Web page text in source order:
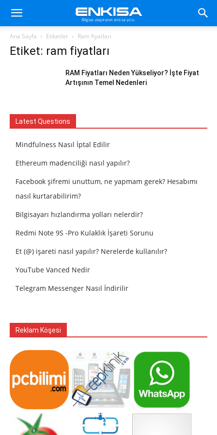
Ana Sayfa Etiketler Ram fiyatları
Etiket: ram fiyatları
RAM Fiyatları Neden Yükseliyor? İşte Fiyat
Artışının Temel Nedenleri
Latest Questions
Mindfulness Nasıl İptal Edilir
Ethereum madenciliği nasıl yapılır?
Facebook şifremi unuttum, ne yapmam gerek? Hesabımı
nasıl kurtarabilirim?
Bilgisayarı hızlandırma yolları nelerdir?
Redmi Note 9S -Pro Kulaklık İşareti Sorunu
Et (@) işareti nasıl yapılır? Nerelerde kullanılır?
YouTube Vanced Nedir
Telegram Messenger Nasıl İndirilir
Reklam Köşesi